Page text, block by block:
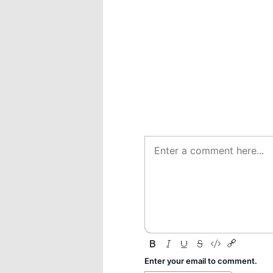
Enter your email to comment.